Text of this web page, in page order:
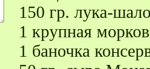
150 гр. лука-
1 крупная
1 баночка